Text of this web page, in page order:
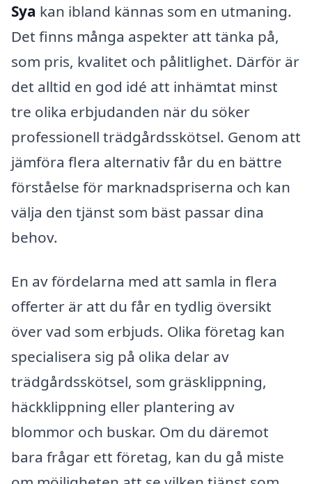
Sya kan ibland kännas som en utmaning.
Det finns många aspekter att tänka på,
som pris, kvalitet och pålitlighet. Därför är
det alltid en god idé att inhämtat minst
tre olika erbjudanden när du söker
professionell trädgårdsskötsel. Genom att
jämföra flera alternativ får du en bättre
förståelse för marknadspriserna och kan
välja den tjänst som bäst passar dina
behov.
En av fördelarna med att samla in flera
offerter är att du får en tydlig översikt
över vad som erbjuds. Olika företag kan
specialisera sig på olika delar av
trädgårdsskötsel, som gräsklippning,
häckklippning eller plantering av
blommor och buskar. Om du däremot
bara frågar ett företag, kan du gå miste